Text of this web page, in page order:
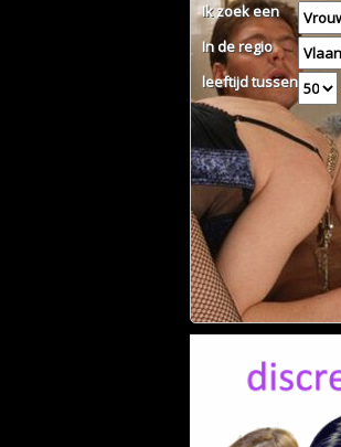
Ik zoek een
In de regio
leeftijd tussen